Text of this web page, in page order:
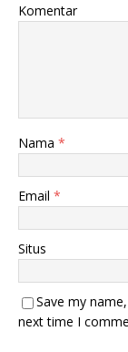
Komentar
Nama *
Email *
Situs
Save my
next time I